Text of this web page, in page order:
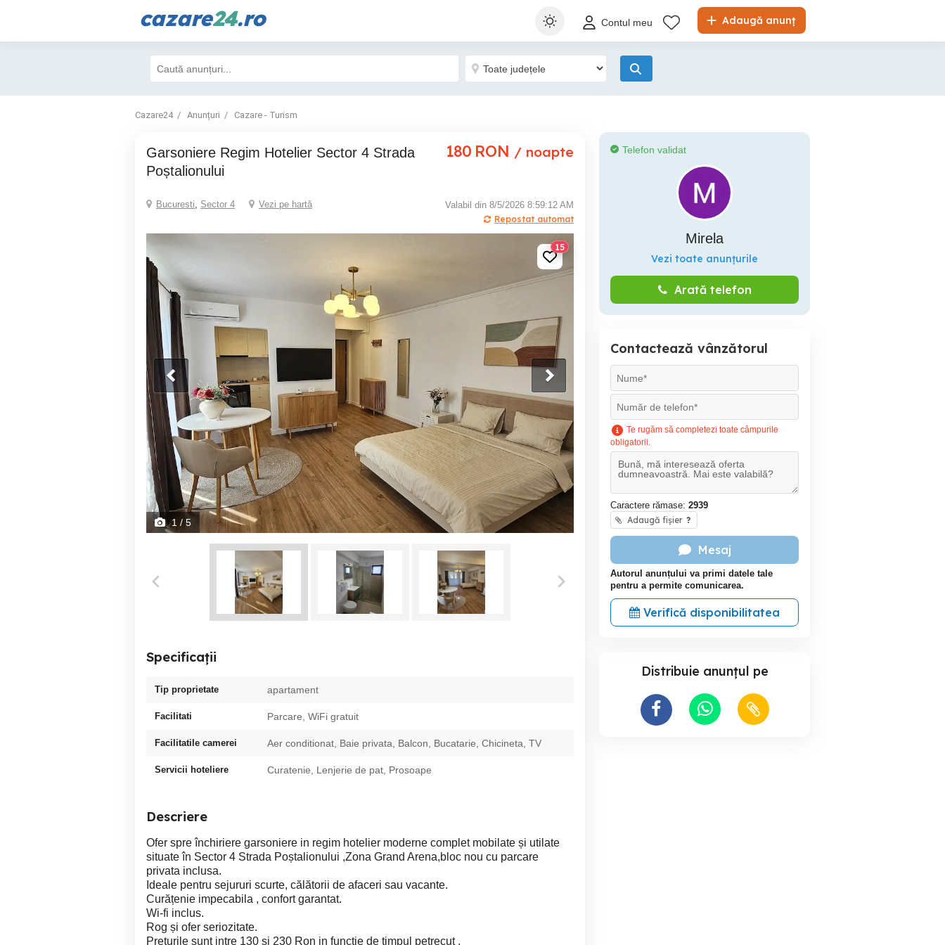
cazare24.ro Adaugă anunț
Contul meu
Cazare24 Anunțuri Cazare - Turism
Garsoniere Regim Hotelier Sector 4 Strada
Poștalionului
180 RON / noapte
Bucuresti, Sector 4 Vezi pe hartă
Valabil din 8/5/2026 8:59:12 AM
Repostat automat
15
1 / 5
Specificații
Tip proprietate apartament
Facilitati Parcare, WiFi gratuit
Facilitatile camerei Aer conditionat, Baie privata, Balcon, Bucatarie, Chicineta, TV
Servicii hoteliere Curatenie, Lenjerie de pat, Prosoape
Descriere
Ofer spre închiriere garsoniere in regim hotelier moderne complet mobilate și utilate
situate în Sector 4 Strada Poștalionului ,Zona Grand Arena,bloc nou cu parcare
privata inclusa.
Ideale pentru sejururi scurte, călătorii de afaceri sau vacante.
Curățenie impecabila , confort garantat.
Wi-fi inclus.
Rog și ofer seriozitate.
Preturile sunt intre 130 și 230 Ron in funcție de timpul petrecut .
Telefon validat
Mirela
Vezi toate anunțurile
Arată telefon
Contactează vânzătorul
Te rugăm să completezi toate câmpurile
obligatorii.
Caractere rămase: 2939
Adaugă fișier ?
Mesaj
Autorul anunțului va primi datele tale
pentru a permite comunicarea.
Verifică disponibilitatea
Distribuie anunțul pe